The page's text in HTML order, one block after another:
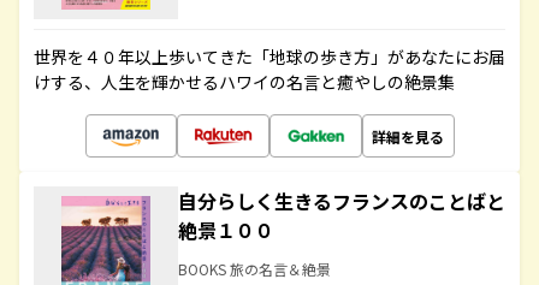
世界を４０年以上歩いてきた「地球の歩き方」があなたにお届
けする、人生を輝かせるハワイの名言と癒やしの絶景集
詳細を見る
自分らしく生きるフランスのことばと
絶景１００
BOOKS 旅の名言＆絶景